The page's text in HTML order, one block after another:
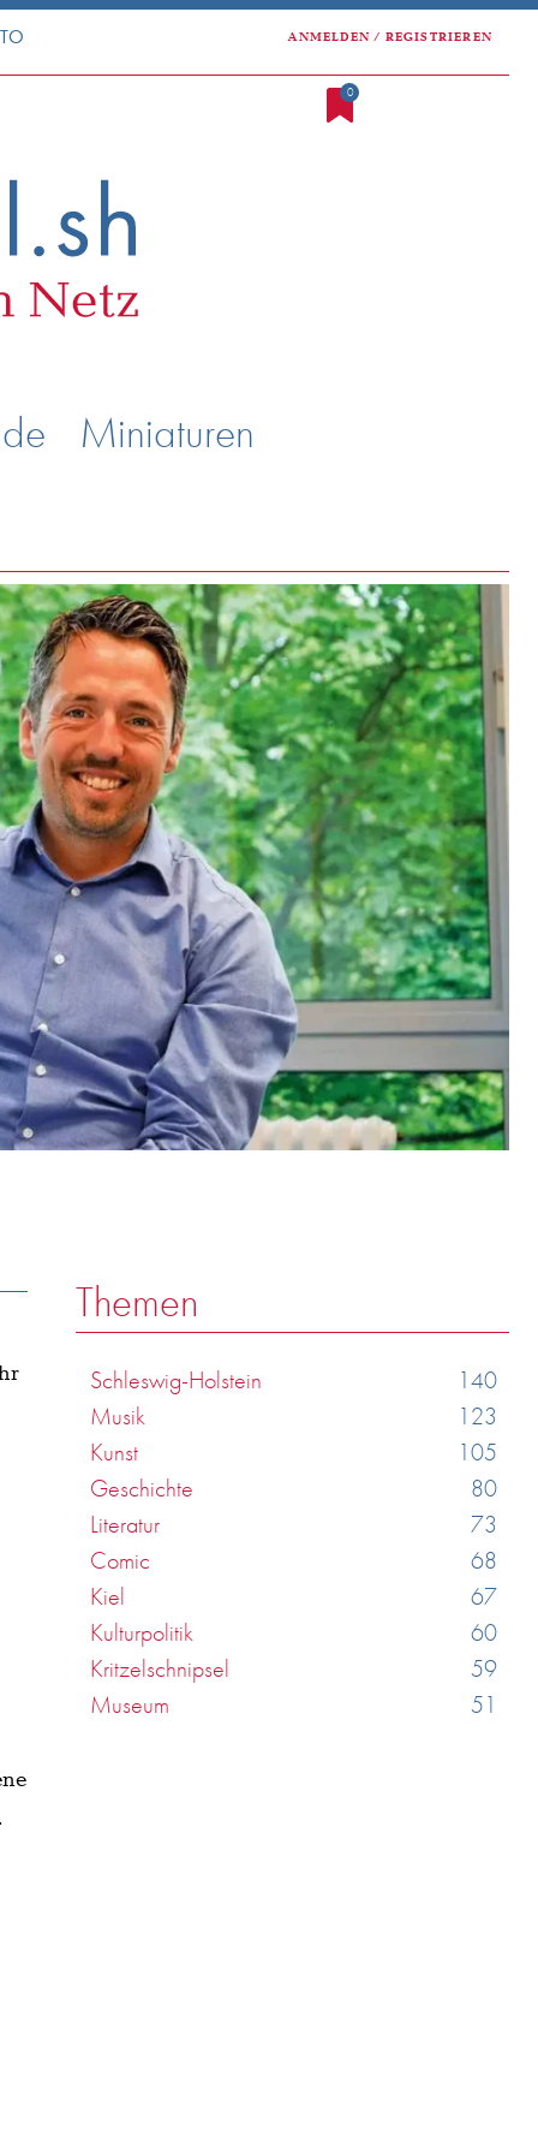
ANMELDEN / REGISTRIEREN
0
Miniaturen
Themen
Schleswig-Holstein
140
Musik
123
Kunst
105
Geschichte
80
Literatur
73
Comic
68
Kiel
67
Kulturpolitik
60
Kritzelschnipsel
59
Museum
51